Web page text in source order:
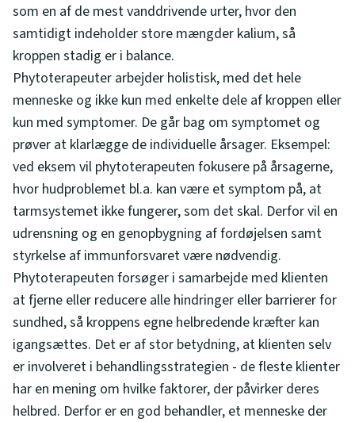
som en af de mest vanddrivende urter, hvor den
samtidigt indeholder store mængder kalium, så
kroppen stadig er i balance.
Phytoterapeuter arbejder holistisk, med det hele
menneske og ikke kun med enkelte dele af kroppen eller
kun med symptomer. De går bag om symptomet og
prøver at klarlægge de individuelle årsager. Eksempel:
ved eksem vil phytoterapeuten fokusere på årsagerne,
hvor hudproblemet bl.a. kan være et symptom på, at
tarmsystemet ikke fungerer, som det skal. Derfor vil en
udrensning og en genopbygning af fordøjelsen samt
styrkelse af immunforsvaret være nødvendig.
Phytoterapeuten forsøger i samarbejde med klienten
at fjerne eller reducere alle hindringer eller barrierer for
sundhed, så kroppens egne helbredende kræfter kan
igangsættes. Det er af stor betydning, at klienten selv
er involveret i behandlingsstrategien - de fleste klienter
har en mening om hvilke faktorer, der påvirker deres
helbred. Derfor er en god behandler, et menneske der